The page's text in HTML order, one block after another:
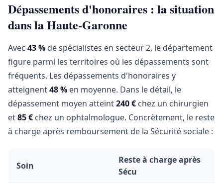
Dépassements d'honoraires : la situation
dans la Haute-Garonne
Avec 43 % de spécialistes en secteur 2, le département
figure parmi les territoires où les dépassements sont
fréquents. Les dépassements d'honoraires y
atteignent48 % en moyenne. Dans le détail, le
dépassement moyen atteint240 € chez un chirurgien
et85 € chez un ophtalmologue. Concrètement, le reste
à charge après remboursement de la Sécurité sociale :
Soin
Reste à charge après
Sécu